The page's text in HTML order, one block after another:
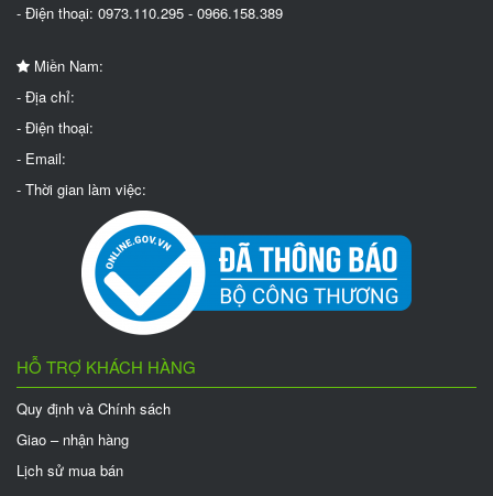
- Điện thoại: 0973.110.295 - 0966.158.389
Miền Nam:
- Địa chỉ:
- Điện thoại:
- Email:
- Thời gian làm việc:
HỖ TRỢ KHÁCH HÀNG
Quy định và Chính sách
Giao – nhận hàng
Lịch sử mua bán